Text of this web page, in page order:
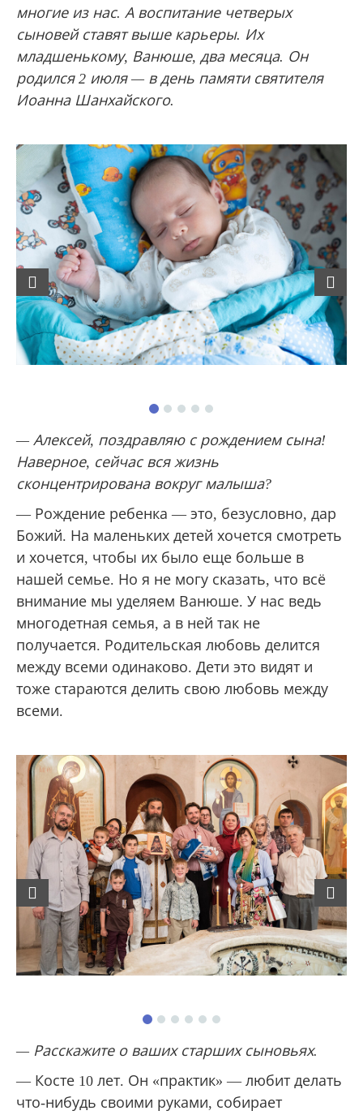
многие из нас. А воспитание четверых
сыновей ставят выше карьеры. Их
младшенькому, Ванюше, два месяца. Он
родился 2 июля — в день памяти святителя
Иоанна Шанхайского.
Previous Next
— Алексей, поздравляю с рождением сына!
Наверное, сейчас вся жизнь
сконцентрирована вокруг малыша?
— Рождение ребенка — это, безусловно, дар
Божий. На маленьких детей хочется смотреть
и хочется, чтобы их было еще больше в
нашей семье. Но я не могу сказать, что всё
внимание мы уделяем Ванюше. У нас ведь
многодетная семья, а в ней так не
получается. Родительская любовь делится
между всеми одинаково. Дети это видят и
тоже стараются делить свою любовь между
всеми.
Previous Next
— Расскажите о ваших старших сыновьях.
— Косте 10 лет. Он «практик» — любит делать
что-нибудь своими руками, собирает